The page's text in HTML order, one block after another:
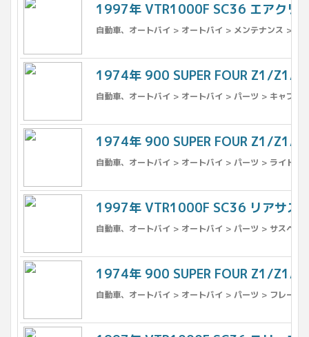
1997年 VTR1000F SC36 エアクリ
自動車、オートバイ > オートバイ > メンテナンス >
1974年 900 SUPER FOUR Z1/Z1A
自動車、オートバイ > オートバイ > パーツ > キャブ
1974年 900 SUPER FOUR Z1/Z1A
自動車、オートバイ > オートバイ > パーツ > ライト
1997年 VTR1000F SC36 リアサス
自動車、オートバイ > オートバイ > パーツ > サスペン
1974年 900 SUPER FOUR Z1/Z1A
自動車、オートバイ > オートバイ > パーツ > フレーム